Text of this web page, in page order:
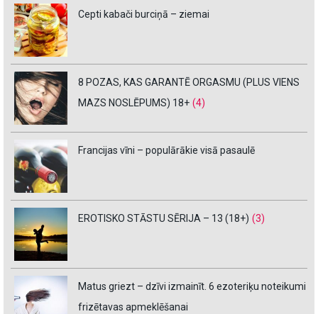
Cepti kabači burciņā – ziemai
8 POZAS, KAS GARANTĒ ORGASMU (PLUS VIENS
MAZS NOSLĒPUMS) 18+ (4)
Francijas vīni – populārākie visā pasaulē
EROTISKO STĀSTU SĒRIJA – 13 (18+) (3)
Matus griezt – dzīvi izmainīt. 6 ezoteriķu noteikumi
frizētavas apmeklēšanai